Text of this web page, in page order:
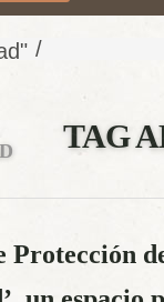
/
TAG
Protección